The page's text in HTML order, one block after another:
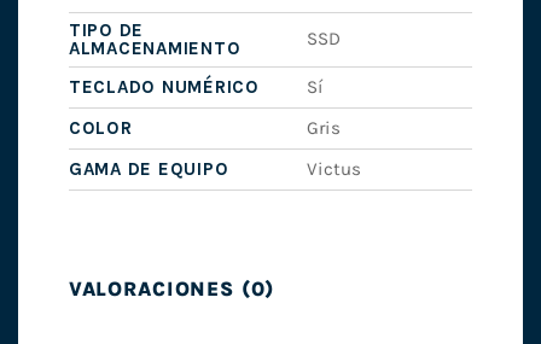
TIPO DE
ALMACENAMIENTO
SSD
TECLADO NUMÉRICO
Sí
COLOR
Gris
GAMA DE EQUIPO
Victus
VALORACIONES (0)